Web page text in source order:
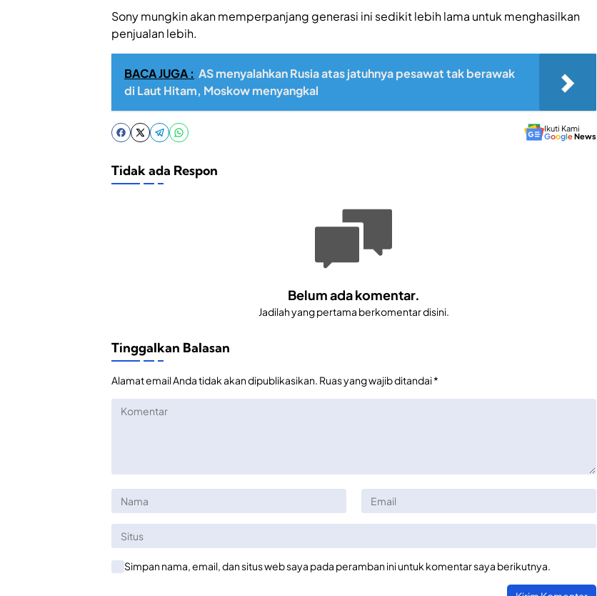
Sony mungkin akan memperpanjang generasi ini sedikit lebih lama untuk menghasilkan
penjualan lebih.
BACA JUGA : AS menyalahkan Rusia atas jatuhnya pesawat tak berawak
di Laut Hitam, Moskow menyangkal
Ikuti Kami
GoogleNews
Tidak ada Respon
Belum ada komentar.
Jadilah yang pertama berkomentar disini.
Tinggalkan Balasan
Alamat email Anda tidak akan dipublikasikan. Ruas yang wajib ditandai*
Simpan nama, email, dan situs web saya pada peramban ini untuk komentar saya berikutnya.